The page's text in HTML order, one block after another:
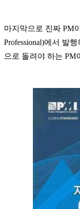
마지막으로 진짜 PM
Professional)에서 발
으로 돌려야 하는 PM